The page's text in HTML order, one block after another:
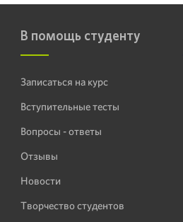
В помощь студенту
Записаться на курс
Вступительные тесты
Вопросы - ответы
Отзывы
Новости
Творчество студентов